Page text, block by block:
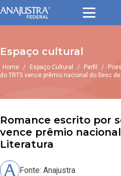
Espaço cultural
Home / Espaço Cultural / Perfil /
do TRT5 vence prêmio nacional do Sesc
Romance escrito por
vence prêmio
Literatura
Fonte: Anajustra